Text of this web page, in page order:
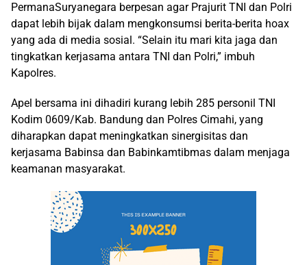
PermanaSuryanegara berpesan agar Prajurit TNI dan Polri
dapat lebih bijak dalam mengkonsumsi berita-berita hoax
yang ada di media sosial. “Selain itu mari kita jaga dan
tingkatkan kerjasama antara TNI dan Polri,” imbuh
Kapolres.
Apel bersama ini dihadiri kurang lebih 285 personil TNI
Kodim 0609/Kab. Bandung dan Polres Cimahi, yang
diharapkan dapat meningkatkan sinergisitas dan
kerjasama Babinsa dan Babinkamtibmas dalam menjaga
keamanan masyarakat.